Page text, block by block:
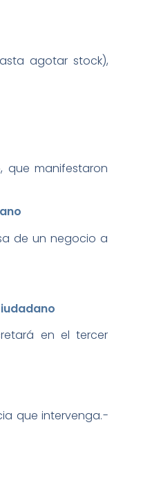
agotar stock),
que manifestaron
de un negocio a
en el tercer
Continúan los cateos en la puna jujeña, las comunidades piden a la justicia que intervenga.­